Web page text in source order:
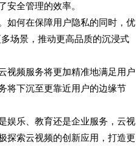
全管理的效率。
如何在保障用户隐私的同时，优
场景，推动更高品质的沉浸式
视频服务将更加精准地满足用户
将下沉至更靠近用户的边缘节
娱乐、教育还是企业服务，云视
探索云视频的创新应用，打造更